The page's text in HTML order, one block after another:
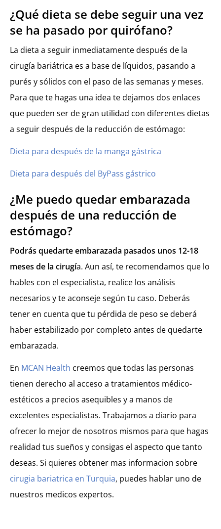
¿Qué dieta se debe seguir una vez
se ha pasado por quirófano?
La dieta a seguir inmediatamente después de la
cirugía bariátrica es a base de líquidos, pasando a
purés y sólidos con el paso de las semanas y meses.
Para que te hagas una idea te dejamos dos enlaces
que pueden ser de gran utilidad con diferentes dietas
a seguir después de la reducción de estómago:
Dieta para después de la manga gástrica
Dieta para después del ByPass gástrico
¿Me puedo quedar embarazada
después de una reducción de
estómago?
Podrás quedarte embarazada pasados unos 12-18
meses de la cirugía. Aun así, te recomendamos que lo
hables con el especialista, realice los análisis
necesarios y te aconseje según tu caso. Deberás
tener en cuenta que tu pérdida de peso se deberá
haber estabilizado por completo antes de quedarte
embarazada.
En MCAN Health creemos que todas las personas
tienen derecho al acceso a tratamientos médico-
estéticos a precios asequibles y a manos de
excelentes especialistas. Trabajamos a diario para
ofrecer lo mejor de nosotros mismos para que hagas
realidad tus sueños y consigas el aspecto que tanto
deseas. Si quieres obtener mas informacion sobre
cirugia bariatrica en Turquia, puedes hablar uno de
nuestros medicos expertos.